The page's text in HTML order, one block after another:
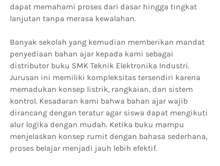
dapat memahami proses dari dasar hingga tingkat
lanjutan tanpa merasa kewalahan.
Banyak sekolah yang kemudian memberikan mandat
penyediaan bahan ajar kepada kami sebagai
distributor buku SMK Teknik Elektronika Industri.
Jurusan ini memiliki kompleksitas tersendiri karena
memadukan konsep listrik, rangkaian, dan sistem
kontrol. Kesadaran kami bahwa bahan ajar wajib
dirancang dengan teratur agar siswa dapat mengikuti
alur logika dengan mudah. Ketika buku mampu
menjelaskan konsep rumit dengan bahasa sederhana,
proses belajar menjadi jauh lebih efektif.